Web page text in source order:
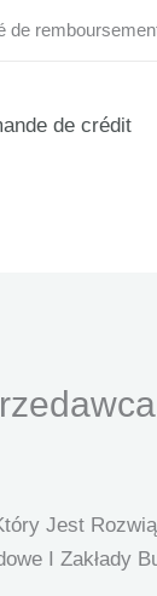
de
de crédit
Jest
I Zakłady